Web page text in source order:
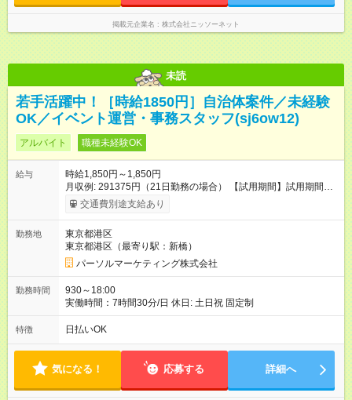
掲載元企業名 株式会社ニッソーネット
未読
若手活躍中！［時給1850円］自治体案件／未経験
OK／イベント運営・事務スタッフ(sj6ow12)
アルバイト 職種未経験OK
給与
時給1,850円～1,850円
月収例: 291375円（21日勤務の場合） 【試用期間】試用期間な
し 交通費別途支給あり
勤務地
東京都港区
東京都港区（最寄り駅：新橋）
パーソルマーケティング株式会社
勤務時間
930～18:00
実働時間：7時間30分/日 休日: 土日祝 固定制
特徴 日払いOK
気になる！ 応募する 詳細へ